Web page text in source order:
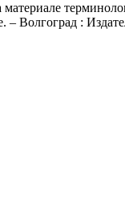
: